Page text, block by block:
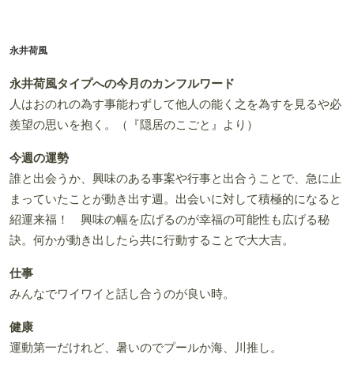
永井荷風
永井荷風タイプへの今月のカンフルワード
人はおのれの為す事能わずして他人の能く之を為すを見るや必
羨望の思いを抱く。（『隠居のこごと』より）
今週の運勢
誰と出会うか、興味のある事案や行事と出合うことで、急に止
まっていたことが動き出す週。出会いに対して積極的になると
紹運来福！ 興味の幅を広げるのが幸福の可能性も広げる秘
訣。何かが動き出したら共に行動することで大大吉。
仕事
みんなでワイワイと話し合うのが良い時。
健康
運動第一だけれど、暑いのでプールか海、川推し。